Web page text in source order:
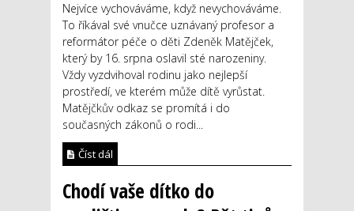
Nejvíce vychováváme, když nevychováváme.
To říkával své vnučce uznávaný profesor a
reformátor péče o děti Zdeněk Matějček,
který by 16. srpna oslavil sté narozeniny.
Vždy vyzdvihoval rodinu jako nejlepší
prostředí, ve kterém může dítě vyrůstat.
Matějčkův odkaz se promítá i do
současných zákonů o rodi...
Číst dál
Chodí vaše dítko do